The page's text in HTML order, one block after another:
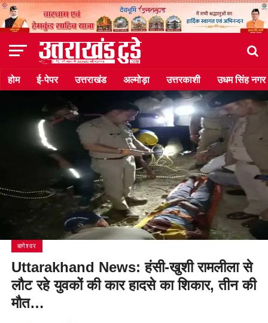
होम ई-पेपर उत्तराखंड अल्मोड़ा उत्तरकाशी उधम सिंह नगर
बागेश्वर
Uttarakhand News: हंसी-खुशी रामलीला से
लौट रहे युवकों की कार हादसे का शिकार, तीन की
मौत…